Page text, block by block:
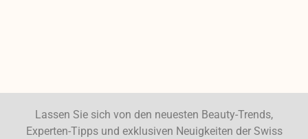
Lassen Sie sich von den neuesten Beauty-Trends,
Experten-Tipps und exklusiven Neuigkeiten der Swiss